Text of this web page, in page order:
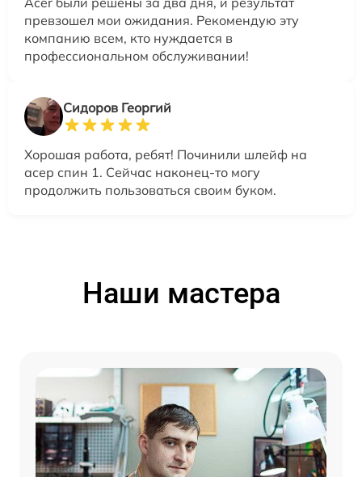
превзошел мои ожидания. Рекомендую эту
компанию всем, кто нуждается в
профессиональном обслуживании!
Сидоров Георгий
Хорошая работа, ребят! Починили шлейф на
асер спин 1. Сейчас наконец-то могу
продолжить пользоваться своим буком.
Наши мастера